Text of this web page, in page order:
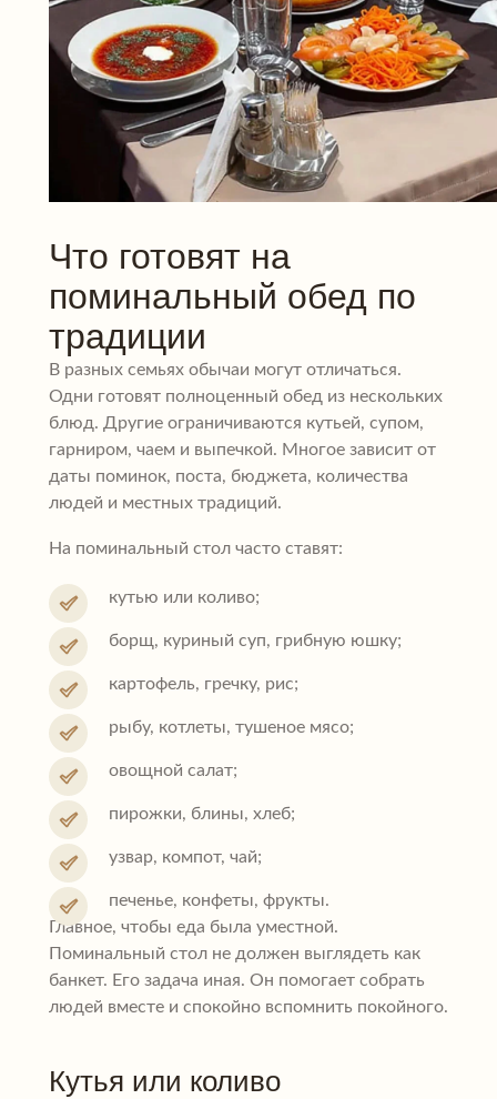
Что готовят на
поминальный обед по
традиции
В разных семьях обычаи могут отличаться.
Одни готовят полноценный обед из нескольких
блюд. Другие ограничиваются кутьей, супом,
гарниром, чаем и выпечкой. Многое зависит от
даты поминок, поста, бюджета, количества
людей и местных традиций.
На поминальный стол часто ставят:
кутью или коливо;
борщ, куриный суп, грибную юшку;
картофель, гречку, рис;
рыбу, котлеты, тушеное мясо;
овощной салат;
пирожки, блины, хлеб;
узвар, компот, чай;
печенье, конфеты, фрукты.
Главное, чтобы еда была уместной.
Поминальный стол не должен выглядеть как
банкет. Его задача иная. Он помогает собрать
людей вместе и спокойно вспомнить покойного.
Кутья или коливо